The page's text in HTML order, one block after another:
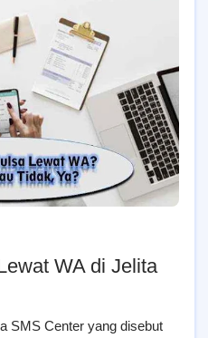
WA di Jelita
SMS Center yang disebut